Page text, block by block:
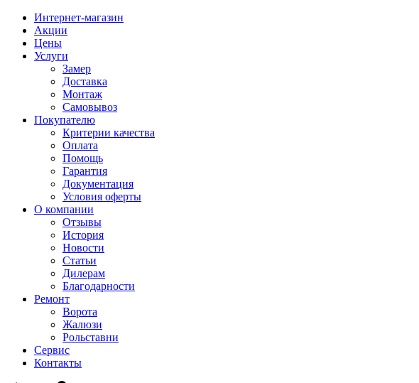
Интернет-магазин
Акции
Цены
Услуги
Замер
Доставка
Монтаж
Самовывоз
Покупателю
Критерии качества
Оплата
Помощь
Гарантия
Документация
Условия оферты
О компании
Отзывы
История
Новости
Статьи
Дилерам
Благодарности
Ремонт
Ворота
Жалюзи
Рольставни
Сервис
Контакты